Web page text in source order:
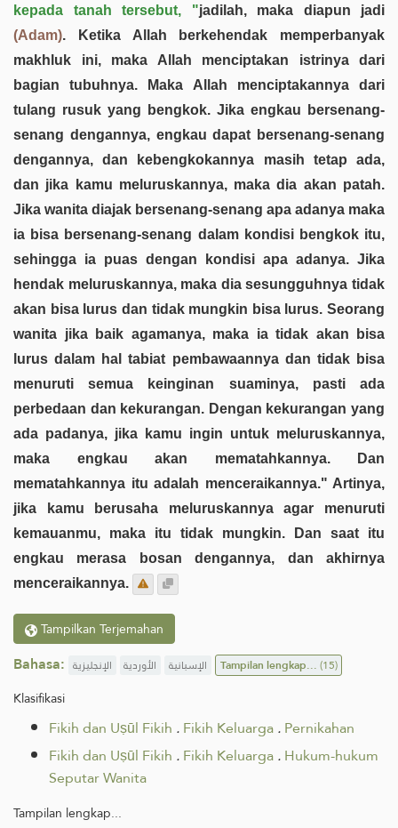
kepada tanah tersebut, "jadilah, maka diapun jadi
(Adam). Ketika Allah berkehendak memperbanyak
makhluk ini, maka Allah menciptakan istrinya dari
bagian tubuhnya. Maka Allah menciptakannya dari
tulang rusuk yang bengkok. Jika engkau bersenang-
senang dengannya, engkau dapat bersenang-senang
dengannya, dan kebengkokannya masih tetap ada,
dan jika kamu meluruskannya, maka dia akan patah.
Jika wanita diajak bersenang-senang apa adanya maka
ia bisa bersenang-senang dalam kondisi bengkok itu,
sehingga ia puas dengan kondisi apa adanya. Jika
hendak meluruskannya, maka dia sesungguhnya tidak
akan bisa lurus dan tidak mungkin bisa lurus. Seorang
wanita jika baik agamanya, maka ia tidak akan bisa
lurus dalam hal tabiat pembawaannya dan tidak bisa
menuruti semua keinginan suaminya, pasti ada
perbedaan dan kekurangan. Dengan kekurangan yang
ada padanya, jika kamu ingin untuk meluruskannya,
maka engkau akan mematahkannya. Dan
mematahkannya itu adalah menceraikannya." Artinya,
jika kamu berusaha meluruskannya agar menuruti
kemauanmu, maka itu tidak mungkin. Dan saat itu
engkau merasa bosan dengannya, dan akhirnya
menceraikannya.
Tampilkan Terjemahan
Bahasa: الإنجليزية الأوردية الإسبانية Tampilan lengkap...(15)
Klasifikasi
Fikih dan Uṣūl Fikih .Fikih Keluarga.Pernikahan
Fikih dan Uṣūl Fikih .Fikih Keluarga.Hukum-hukum
Seputar Wanita
Tampilan lengkap...